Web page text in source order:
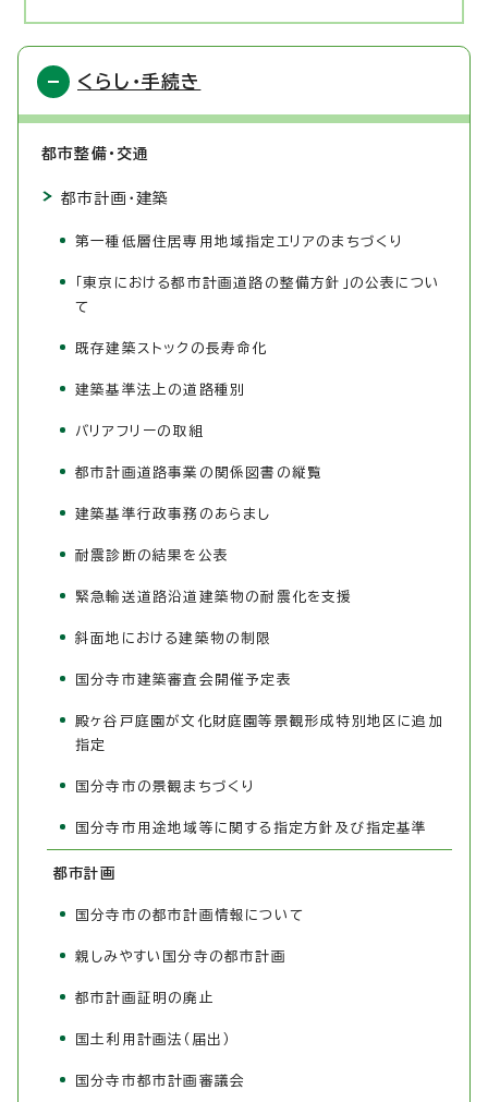
くらし・手続き
都市整備・交通
都市計画・建築
第一種低層住居専用地域指定エリアのまちづくり
「東京における都市計画道路の整備方針」の公表につい
て
既存建築ストックの長寿命化
建築基準法上の道路種別
バリアフリーの取組
都市計画道路事業の関係図書の縦覧
建築基準行政事務のあらまし
耐震診断の結果を公表
緊急輸送道路沿道建築物の耐震化を支援
斜面地における建築物の制限
国分寺市建築審査会開催予定表
殿ヶ谷戸庭園が文化財庭園等景観形成特別地区に追加
指定
国分寺市の景観まちづくり
国分寺市用途地域等に関する指定方針及び指定基準
都市計画
国分寺市の都市計画情報について
親しみやすい国分寺の都市計画
都市計画証明の廃止
国土利用計画法（届出）
国分寺市都市計画審議会